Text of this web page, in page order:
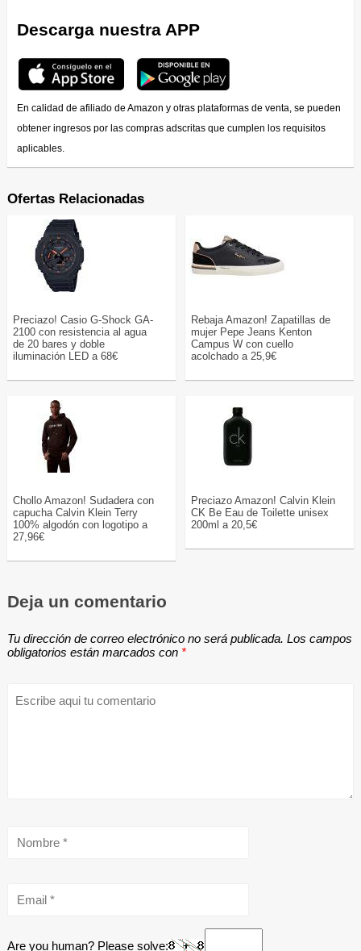
Descarga nuestra APP
En calidad de afiliado de Amazon y otras plataformas de venta, se pueden
obtener ingresos por las compras adscritas que cumplen los requisitos
aplicables.
Ofertas Relacionadas
Preciazo! Casio G-Shock GA-
2100 con resistencia al agua
de 20 bares y doble
iluminación LED a 68€
Rebaja Amazon! Zapatillas de
mujer Pepe Jeans Kenton
Campus W con cuello
acolchado a 25,9€
Chollo Amazon! Sudadera con
capucha Calvin Klein Terry
100% algodón con logotipo a
27,96€
Preciazo Amazon! Calvin Klein
CK Be Eau de Toilette unisex
200ml a 20,5€
Deja un comentario
Tu dirección de correo electrónico no será publicada. Los campos
obligatorios están marcados con *
Are you human? Please solve: